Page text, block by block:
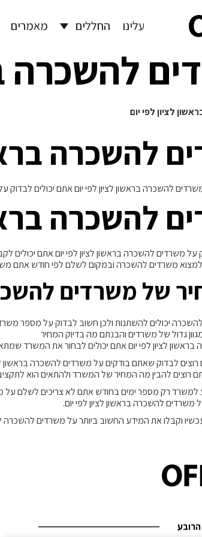
עלינו החללים מאמרים
להשכרה
לציון לפי יום
להשכרה
להשכרה בראשון לציון לפי יום אתם יכולים
להשכרה
משרדים להשכרה בראשון לציון לפי יום אתם יכולים
משרדים להשכרה ובמקום לשלם לפי חודש אתם
של משרדים
יכולים להשתנות ולכן חשוב לבדוק על מספר
גדול של משרדים והבנתם מה בדיוק המחיר
לציון לפי יום אתם יכולים לבחור את המשרד
לבדוק שאתם בודקים על משרדים להשכרה בראשון
רוצים להבין מה המחיר של המשרד ולהתאים הוא
למשרד רק מספר ימים בחודש אתם לא צריכים לשלם על
להשכרה בראשון לציון לפי יום.
וקבלו את המידע החשוב ביותר על משרדים להשכרה
הרובע